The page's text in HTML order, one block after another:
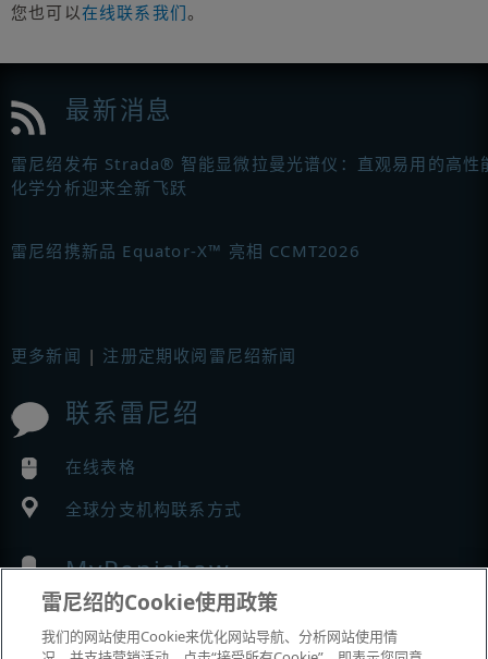
您也可以在线联系我们。
最新消息
雷尼绍发布 Strada® 智能显微拉曼光谱仪：直观易用的高性
化学分析迎来全新飞跃
雷尼绍携新品 Equator-X™ 亮相 CCMT2026
更多新闻 | 注册定期收阅雷尼绍新闻
联系雷尼绍
在线表格
全球分支机构联系方式
MyRenishaw
在线商城
雷尼绍的Cookie使用政策
我们的网站使用Cookie来优化网站导航、分析网站使用情